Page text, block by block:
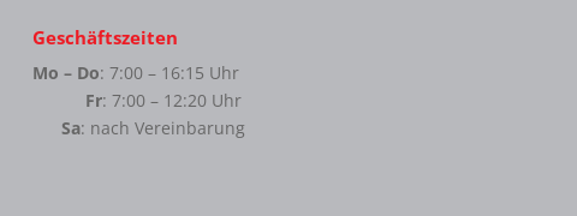
Geschäftszeiten
Mo – Do: 7:00 – 16:15 Uhr
Fr: 7:00 – 12:20 Uhr
Sa: nach Vereinbarung